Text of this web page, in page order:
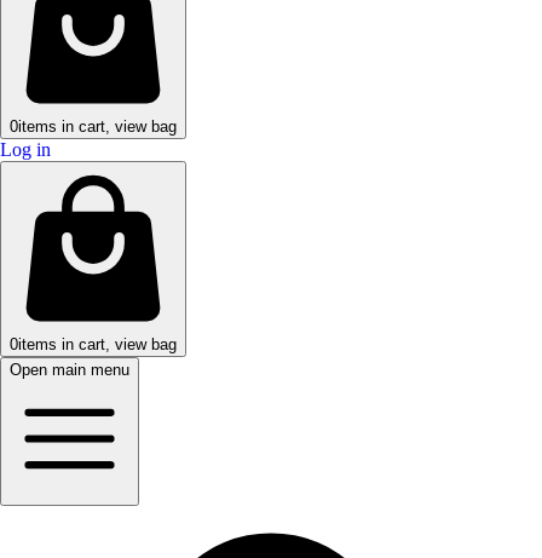
0items in cart, view bag
Log in
0items in cart, view bag
Open main menu